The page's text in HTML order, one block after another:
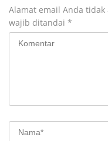
Alamat email Anda
wajib ditandai *